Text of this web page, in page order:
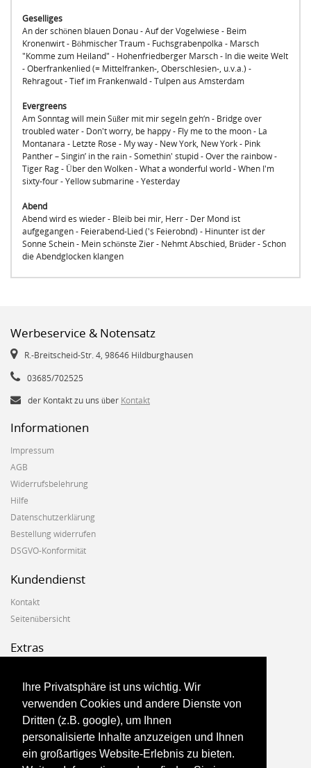
Ihre Privatsphäre ist uns wichtig. Wir
verwenden Cookies und andere Dienste von
Dritten (z.B. google), um Ihnen
personalisierte Inhalte anzuzeigen und Ihnen
ein großartiges Website-Erlebnis zu bieten.
Geselliges
An der schönen blauen Donau - Auf der Vogelwiese - Beim
Kronenwirt - Böhmischer Traum - Fuchsgrabenpolka - Marsch
"Komme zum Heiland" - Hohenfriedberger Marsch - In die weite Welt
- Oberfrankenlied (= Mittelfranken-, Oberschlesien-, u.v.a.) -
Rehragout - Tief im Frankenwald - Tulpen aus Amsterdam
Evergreens
Am Sonntag will mein Süßer mit mir segeln geh‘n - Bridge over
troubled water - Don't worry, be happy - Fly me to the moon - La
Montanara - Letzte Rose - My way - New York, New York - Pink
Panther – Singin’ in the rain - Somethin' stupid - Over the rainbow -
Tiger Rag - Über den Wolken - What a wonderful world - When I'm
sixty-four - Yellow submarine - Yesterday
Abend
Abend wird es wieder - Bleib bei mir, Herr - Der Mond ist
aufgegangen - Feierabend-Lied ('s Feierobnd) - Hinunter ist der
Sonne Schein - Mein schönste Zier - Nehmt Abschied, Brüder - Schon
die Abendglocken klangen
Werbeservice & Notensatz
R.-Breitscheid-Str. 4, 98646 Hildburghausen
03685/702525
der Kontakt zu uns über Kontakt
Informationen
Impressum
AGB
Widerrufsbelehrung
Hilfe
Datenschutzerklärung
Bestellung widerrufen
DSGVO-Konformität
Kundendienst
Kontakt
Seitenübersicht
Extras
Geschenkgutscheine
Angebote
Konto
Konto